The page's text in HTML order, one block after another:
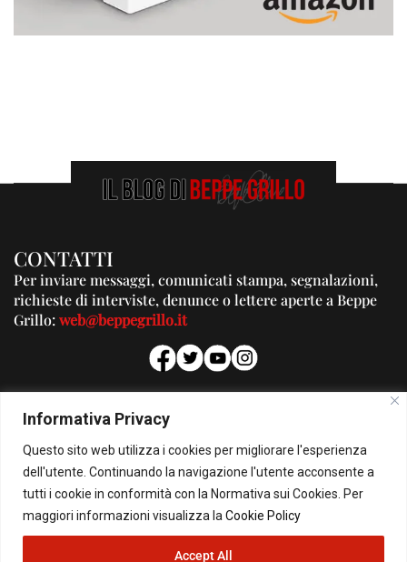
Informativa Privacy
Questo sito web utilizza i cookies per migliorare l'esperienza
dell'utente. Continuando la navigazione l'utente acconsente a
tutti i cookie in conformità con la Normativa sui Cookies. Per
maggiori informazioni visualizza la Cookie Policy
Accept All
CONTATTI
Per inviare messaggi, comunicati stampa, segnalazioni,
richieste di interviste, denunce o lettere aperte a Beppe
Grillo:web@beppegrillo.it
PUBBLICITA'
Per la tua pubblicità su questo Blog:
pubblicita@beppegrillo.it
© Copyright 2026 - Il Blog di Beppe Grillo. All Rights Reserved - Powered by